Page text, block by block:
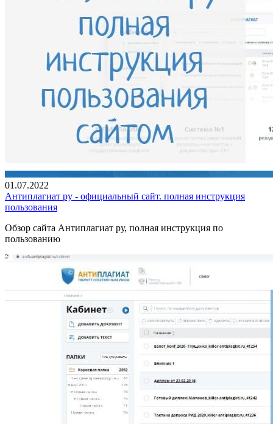
01.07.2022
Антиплагиат ру - официальный сайт. полная инструкция
пользования
Обзор сайта Антиплагиат ру, полная инструкция по
пользованию